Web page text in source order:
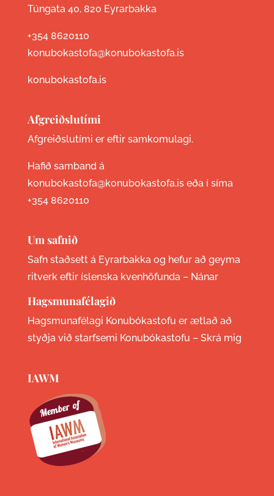
Túngata 40, 820 Eyrarbakka
+354 8620110
konubokastofa@konubokastofa.is
konubokastofa.is
Afgreiðslutími
Afgreiðslutími er eftir samkomulagi.
Hafið samband á
konubokastofa@konubokastofa.is eða í síma
+354 8620110
Um safnið
Safn staðsett á Eyrarbakka og hefur að geyma
ritverk eftir íslenska kvenhöfunda – Nánar
Hagsmunafélagið
Hagsmunafélagi Konubókastofu er ætlað að
styðja við starfsemi Konubókastofu – Skrá mig
IAWM